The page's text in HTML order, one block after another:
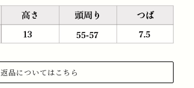
返品についてはこちら